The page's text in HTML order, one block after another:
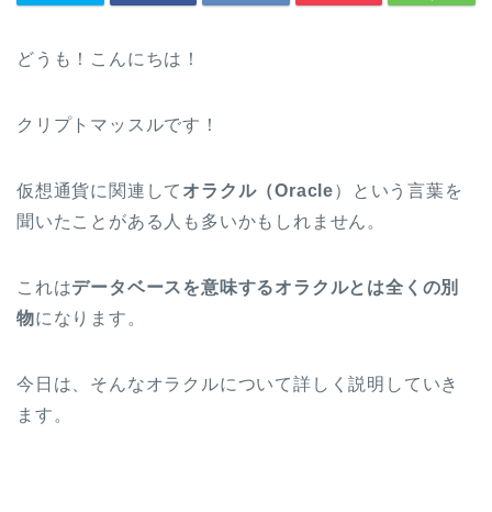
どうも！こんにちは！
クリプトマッスルです！
仮想通貨に関連して オラクル（Oracle）という言葉を
聞いたことがある人も多いかもしれません。
これはデータベースを意味するオラクルとは全くの別
物になります。
今日は、そんなオラクルについて詳しく説明していき
ます。